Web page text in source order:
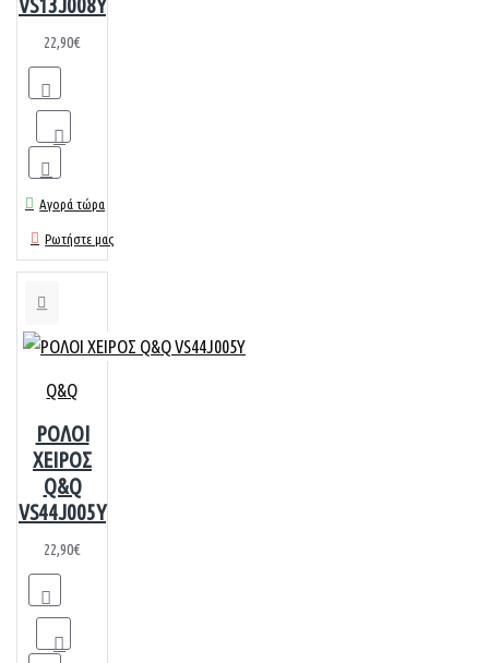
VS13J008Y
22,90€
Αγορά τώρα
Ρωτήστε μας
Q&Q
ΡΟΛΟΙ
ΧΕΙΡΟΣ
Q&Q
VS44J005Y
22,90€